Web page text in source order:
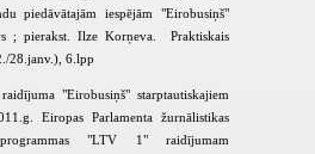
piedāvātajām iespējām "Eirobusiņš"
; pierakst. Ilze Korņeva. Praktiskais
28.janv.), 6.lpp
"Eirobusiņš" starptautiskajiem
Eiropas Parlamenta žurnālistikas
"LTV 1" raidījumam